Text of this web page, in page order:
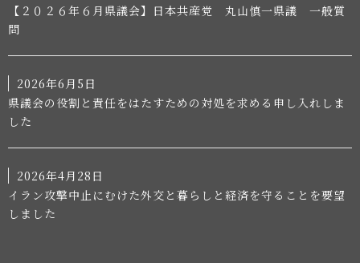
【２０２６年６月県議会】日本共産党 丸山慎一県議 一般質
問
2026年6月5日
県議会の役割と責任をはたすための対処を求める申し入れしま
した
2026年4月28日
イラン攻撃中止にむけた外交と暮らしと経済を守ることを要望
しました